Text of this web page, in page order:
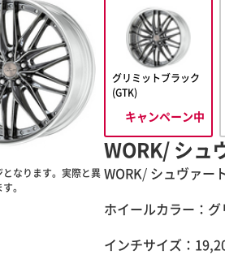
なります。実際と異
。
グリミットブラック
(GTK)
キャンペーン中
WORK/ シュ
WORK/ シュヴァー
ホイールカラー：
インチサイズ：